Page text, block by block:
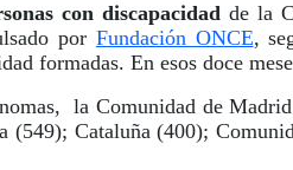
con discapacidadde la
por Fundación ONCE,
formadas. En esos doce
la Comunidad de
(549); Cataluña (400);